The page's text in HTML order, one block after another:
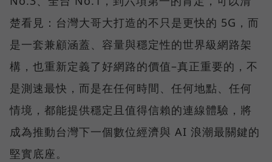
楚看見：台灣大哥大打造的不只是更快的 5G，而
是一套兼顧涵蓋、容量與穩定性的世界級網路架
構，也重新定義了好網路的價值–真正重要的，不
是測速最快，而是在任何時間、任何地點、任何
情境，都能提供穩定且值得信賴的連線體驗，將
成為推動台灣下一個數位經濟與 AI 浪潮最關鍵的
堅實底座。